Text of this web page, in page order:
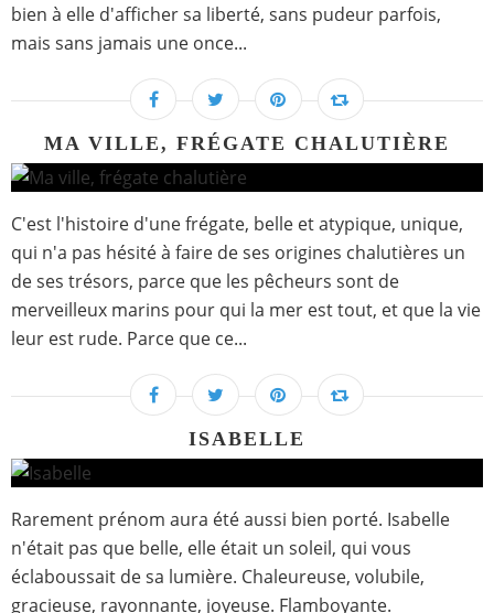
bien à elle d'afficher sa liberté, sans pudeur parfois,
mais sans jamais une once...
MA VILLE, FRÉGATE CHALUTIÈRE
C'est l'histoire d'une frégate, belle et atypique, unique,
qui n'a pas hésité à faire de ses origines chalutières un
de ses trésors, parce que les pêcheurs sont de
merveilleux marins pour qui la mer est tout, et que la vie
leur est rude. Parce que ce...
ISABELLE
Rarement prénom aura été aussi bien porté. Isabelle
n'était pas que belle, elle était un soleil, qui vous
éclaboussait de sa lumière. Chaleureuse, volubile,
gracieuse, rayonnante, joyeuse. Flamboyante.